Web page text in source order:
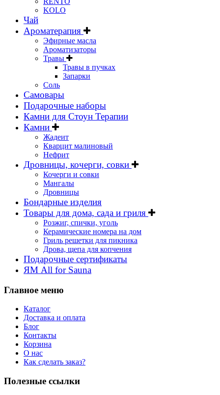
KOLO
Чай
Ароматерапия
Эфирные масла
Ароматизаторы
Травы
Травы в пучках
Запарки
Соль
Самовары
Подарочные наборы
Камни для Стоун Терапии
Камни
Жадеит
Кварцит малиновый
Нефрит
Дровницы, кочерги, совки
Кочерги и совки
Мангалы
Дровницы
Бондарные изделия
Товары для дома, сада и гриля
Розжиг, спички, уголь
Керамические номера на дом
Гриль решетки для пикника
Дрова, щепа для копчения
Подарочные сертификаты
ЯМ All for Sauna
Главное меню
Каталог
Доставка и оплата
Блог
Контакты
Корзина
О нас
Как сделать заказ?
Полезные ссылки